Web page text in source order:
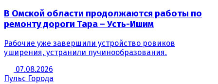
В Омской области продолжаются работы по
ремонту дороги Тара – Усть-Ишим
Рабочие уже завершили устройство ровиков
уширения, устранили пучинообразования.
07.08.2026
Пульс Города